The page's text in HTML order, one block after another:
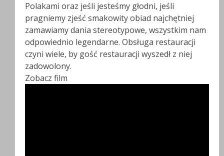
Polakami oraz jeśli jesteśmy głodni, jeśli
pragniemy zjeść smakowity obiad najchętniej
zamawiamy dania stereotypowe, wszystkim nam
odpowiednio legendarne. Obsługa restauracji
czyni wiele, by gość restauracji wyszedł z niej
zadowolony.
Zobacz film